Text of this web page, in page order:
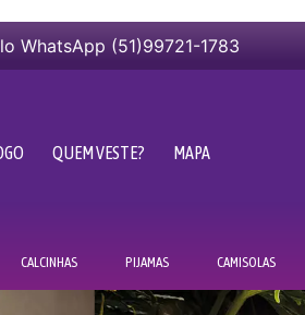
WhatsApp (51)99721-1783
QUEM VESTE? MAPA
CALCINHAS PIJAMAS CAMISOLAS